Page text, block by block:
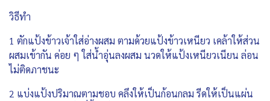
วิธีทำ
1 ตักแป้งข้าวเจ้าใส่อ่างผสม ตามด้วยแป้งข้าวเหนียว เคล้าให้ส่วน
ผสมเข้ากัน ค่อย ๆ ใส่น้ำอุ่นลงผสม นวดให้แป้งเหนียวเนียน ล่อน
ไม่ติดภาชนะ
2 แบ่งแป้งปริมาณตามชอบ คลึงให้เป็นก้อนกลม รีดให้เป็นแผ่น